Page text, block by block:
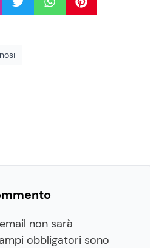
non sarà
obbligatori sono